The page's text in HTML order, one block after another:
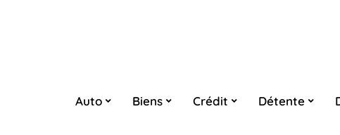
Auto Biens Crédit Détente